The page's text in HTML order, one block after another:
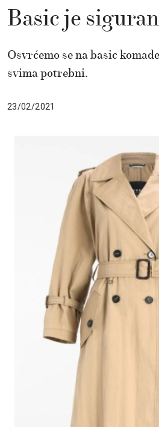
Basic je
Osvrćemo se na basic
svima potrebni.
23/02/2021